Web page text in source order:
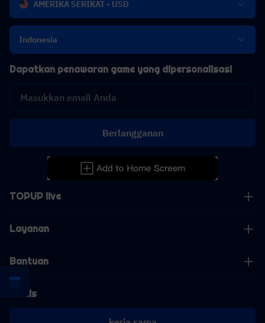
AMERIKA SERIKAT - USD
Indonesia
TOPUP live
Layanan
Bantuan
Bisnis
Dapatkan penawaran game yang dipersonalisasi
Berlangganan